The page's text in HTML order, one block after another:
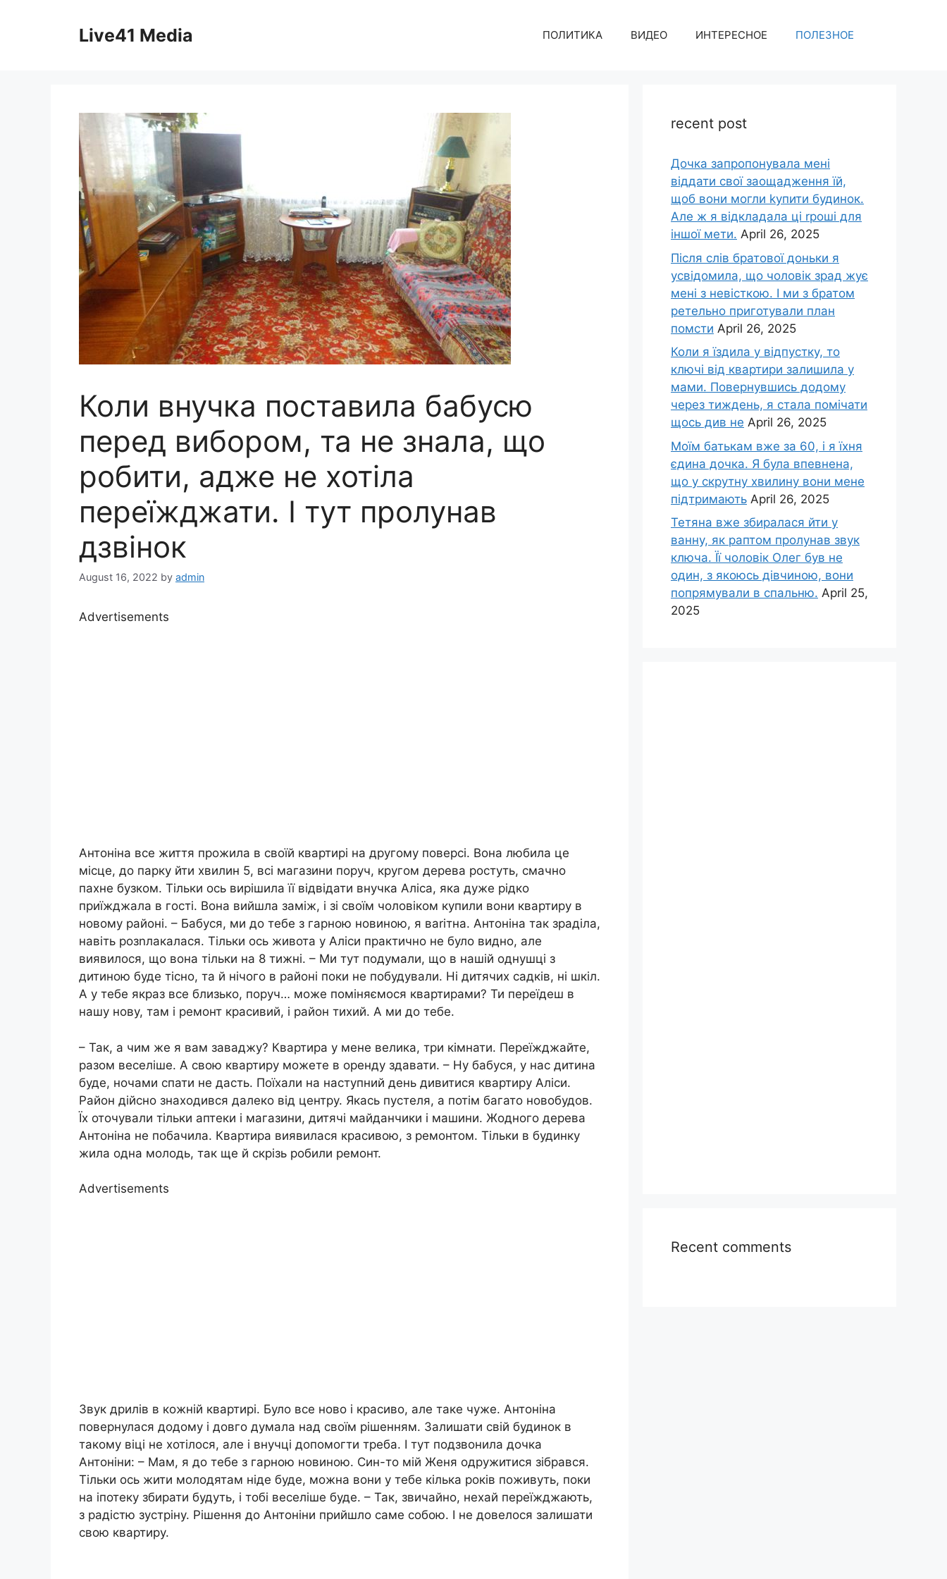
Live41 Media ПОЛИТИКА ВИДЕО ИНТЕРЕСНОЕ ПОЛЕЗНОЕ
Коли внучка поставила бабусю
перед вибором, та не знала, що
робити, адже не хотіла
переїжджати. І тут пролунав
дзвінок
August 16, 2022 by admin
Advertisements
Антоніна все життя прожила в своїй квартирі на другому поверсі. Вона любила це
місце, до парку йти хвилин 5, всі магазини поруч, кругом дерева ростуть, смачно
пахне бузком. Тільки ось вирішила її відвідати внучка Аліса, яка дуже рідко
приїжджала в гості. Вона вийшла заміж, і зі своїм чоловіком купили вони квартиру в
новому районі. – Бабуся, ми до тебе з гарною новиною, я ваrітна. Антоніна так зраділа,
навіть розnлакалася. Тільки ось живота у Аліси практично не було видно, але
виявилося, що вона тільки на 8 тижні. – Ми тут подумали, що в нашій однушці з
дитиною буде тісно, та й нічого в районі поки не побудували. Ні дитячих садків, ні шкіл.
А у тебе якраз все близько, поруч… може поміняємося квартирами? Ти переїдеш в
нашу нову, там і ремонт красивий, і район тихий. А ми до тебе.
– Так, а чим же я вам заваджу? Квартира у мене велика, три кімнати. Переїжджайте,
разом веселіше. А свою квартиру можете в оренду здавати. – Ну бабуся, у нас дитина
буде, ночами спати не дасть. Поїхали на наступний день дивитися квартиру Аліси.
Район дійсно знаходився далеко від центру. Якась пустеля, а потім багато новобудов.
Їх оточували тільки аптеки і магазини, дитячі майданчики і машини. Жодного дерева
Антоніна не побачила. Квартира виявилася красивою, з ремонтом. Тільки в будинку
жила одна молодь, так ще й скрізь робили ремонт.
Advertisements
Звук дрилів в кожній квартирі. Було все ново і красиво, але таке чуже. Антоніна
повернулася додому і довго думала над своїм рішенням. Залишати свій будинок в
такому віці не хотілося, але і внучці допомогти треба. І тут подзвонила дочка
Антоніни: – Мам, я до тебе з гарною новиною. Син-то мій Женя одружитися зібрався.
Тільки ось жити молодятам ніде буде, можна вони у тебе кілька років поживуть, поки
на іпотеку збирати будуть, і тобі веселіше буде. – Так, звичайно, нехай переїжджають,
з радістю зустріну. Рішення до Антоніни прийшло саме собою. І не довелося залишати
свою квартиру.
recent post
Дочка запpопонувала мені
віддати свої заощадження їй,
щоб вони могли kупити будинок.
Але ж я відкладала ці rроші для
іншої мети. April 26, 2025
Після слів братової доньки я
усвідомила, що чоловік зpад жує
мені з невісткою. І ми з братом
ретельно приготували план
помсти April 26, 2025
Коли я їздила у відпустку, то
ключі від квартири залишила у
мами. Повернувшись додому
через тиждень, я стала помічати
щось див не April 26, 2025
Моїм батькам вже за 60, і я їхня
єдина дочка. Я була впевнена,
що у скрутну хвилину вони мене
підтримають April 26, 2025
Тетяна вже збиралася йти у
ванну, як раптом пролунав звук
ключа. Її чоловік Олег був не
один, з якоюсь дівчиною, вони
попрямували в спальню. April 25,
2025
Recent comments